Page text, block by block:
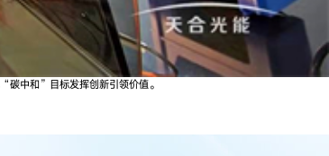
碳中和”目标发挥创新引领价值。